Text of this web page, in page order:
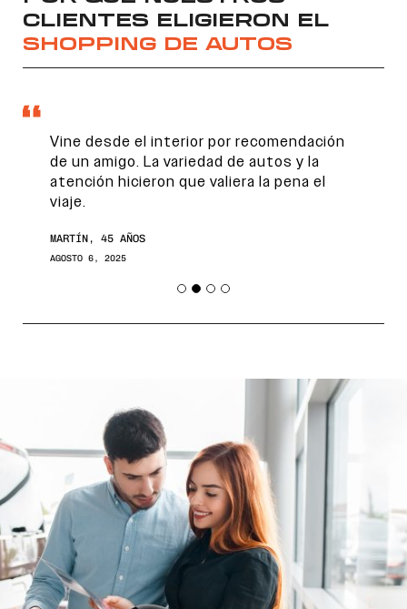
CLIENTES ELIGIERON EL
SHOPPING DE AUTOS
Vine desde el interior por recomendación
de un amigo. La variedad de autos y la
atención hicieron que valiera la pena el
viaje.
MARTÍN, 45 AÑOS
AGOSTO 6, 2025